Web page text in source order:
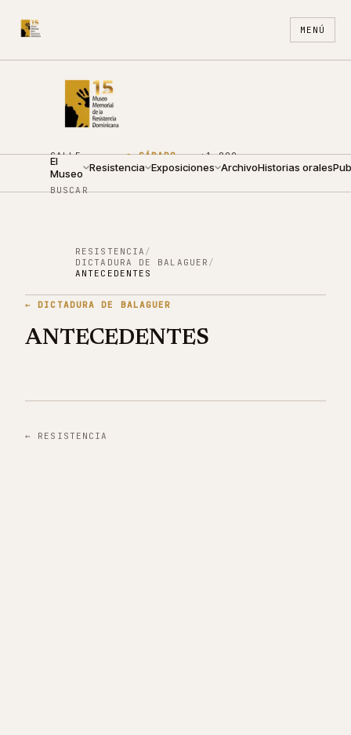
MENÚ
CALLE
ARZOBISPO
NOUEL 210
●SÁBADO ·
10:00 —
+1 809
688
ES EN
El
Museo Resistencia Exposiciones ArchivoHistorias orales
BUSCAR
RESISTENCIA /
DICTADURA DE BALAGUER /
ANTECEDENTES
← DICTADURA DE BALAGUER
ANTECEDENTES
← RESISTENCIA